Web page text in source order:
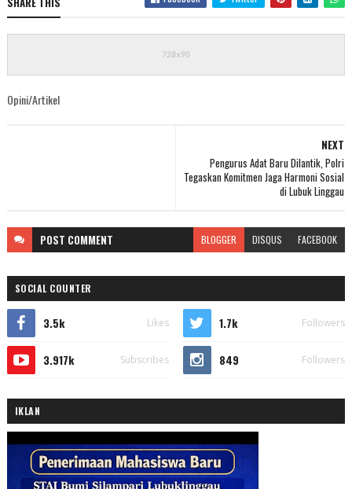
Opini/Artikel
NEXT
Pengurus Adat Baru Dilantik, Polri
Tegaskan Komitmen Jaga Harmoni Sosial
di Lubuk Linggau
POST COMMENT BLOGGER DISQUS FACEBOOK
SOCIAL COUNTER
3.5k Likes 1.7k Followers
3.917k Subscribes 849 Followers
IKLAN